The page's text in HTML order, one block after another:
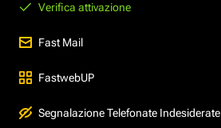
Verifica attivazione
Fast Mail
FastwebUP
Segnalazione Telefonate Indesiderate